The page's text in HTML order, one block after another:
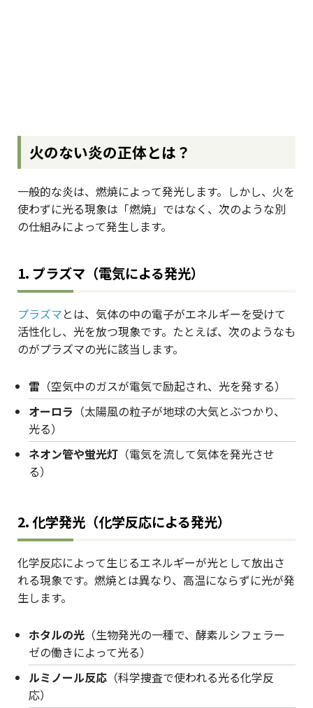
火のない炎の正体とは？
一般的な炎は、燃焼によって発光します。しかし、火を
使わずに光る現象は「燃焼」ではなく、次のような別
の仕組みによって発生します。
1. プラズマ（電気による発光）
プラズマとは、気体の中の電子がエネルギーを受けて
活性化し、光を放つ現象です。たとえば、次のようなも
のがプラズマの光に該当します。
雷 （空気中のガスが電気で励起され、光を発する）
オーロラ （太陽風の粒子が地球の大気とぶつかり、
光る）
ネオン管や蛍光灯 （電気を流して気体を発光させ
る）
2.化学発光（化学反応による発光）
化学反応によって生じるエネルギーが光として放出さ
れる現象です。燃焼とは異なり、高温にならずに光が発
生します。
ホタルの光 （生物発光の一種で、酵素ルシフェラー
ゼの働きによって光る）
ルミノール反応 （科学捜査で使われる光る化学反
応）